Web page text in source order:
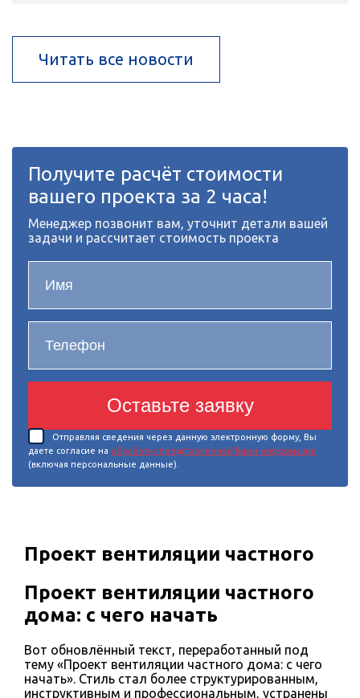
Читать все новости
Получите расчёт стоимости
вашего проекта за 2 часа!
Менеджер позвонит вам, уточнит детали вашей
задачи и рассчитает стоимость проекта
Оставьте заявку
Отправляя сведения через данную электронную форму, Вы
даете согласие на обработку представленной Вами информации
(включая персональные данные).
Проект вентиляции частного
Проект вентиляции частного
дома: с чего начать
Вот обновлённый текст, переработанный под
тему «Проект вентиляции частного дома: с чего
начать». Стиль стал более структурированным,
инструктивным и профессиональным, устранены